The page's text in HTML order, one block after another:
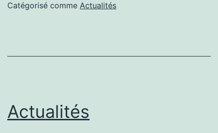
Catégorisé comme Actualités
Actualités